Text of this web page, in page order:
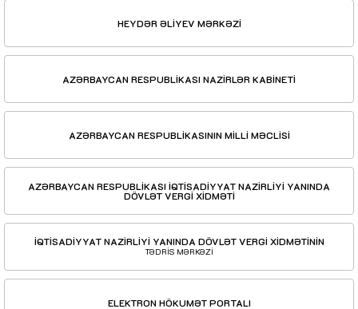
HEYDƏR ƏLİYEV MƏRKƏZİ
AZƏRBAYCAN RESPUBLİKASI NAZİRLƏR KABİNETİ
AZƏRBAYCAN RESPUBLİKASININ MİLLİ MƏCLİSİ
AZƏRBAYCAN RESPUBLİKASI İQTİSADİYYAT NAZİRLİYİ YANINDA
DÖVLƏT VERGİ XİDMƏTİ
İQTİSADİYYAT NAZİRLİYİ YANINDA DÖVLƏT VERGİ XİDMƏTİNİN
TƏDRİS MƏRKƏZİ
ELEKTRON HÖKUMƏT PORTALI